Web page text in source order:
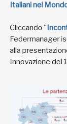
Italiani nel
Cliccando "
Federmanager
alla
Innovazione del